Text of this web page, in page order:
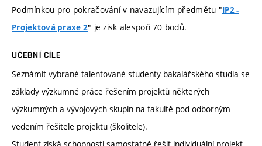
Podmínkou pro pokračování v navazujícím předmětu "IP2 -
Projektová praxe 2" je zisk alespoň 70 bodů.
UČEBNÍ CÍLE
Seznámit vybrané talentované studenty bakalářského studia se
základy výzkumné práce řešením projektů některých
výzkumných a vývojových skupin na fakultě pod odborným
vedením řešitele projektu (školitele).